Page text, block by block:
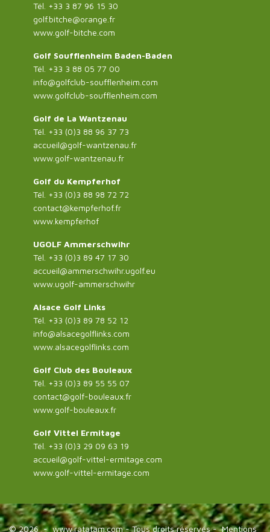
Tél. +33 3 87 96 15 30
golf.bitche@orange.fr
www.golf-bitche.com
Golf Soufflenheim Baden-Baden
Tél. +33 3 88 05 77 00
info@golfclub-soufflenheim.com
www.golfclub-soufflenheim.com
Golf de La Wantzenau
Tél. +33 (0)3 88 96 37 73
accueil@golf-wantzenau.fr
www.golf-wantzenau.fr
Golf du Kempferhof
Tél. +33 (0)3 88 98 72 72
contact@kempferhof.fr
www.kempferhof
UGOLF Ammerschwihr
Tél. +33 (0)3 89 47 17 30
accueil@ammerschwihr.ugolf.eu
www.ugolf-ammerschwihr
Alsace Golf Links
Tél. +33 (0)3 89 78 52 12
info@alsacegolflinks.com
www.alsacegolflinks.com
Golf Club des Bouleaux
Tél. +33 (0)3 89 55 55 07
contact@golf-bouleaux.fr
www.golf-bouleaux.fr
Golf Vittel Ermitage
Tél. +33 (0)3 29 09 63 19
accueil@golf-vittel-ermitage.com
www.golf-vittel-ermitage.com
© 2026 -www.ratatam.com- Tous droits réservés -Mentions